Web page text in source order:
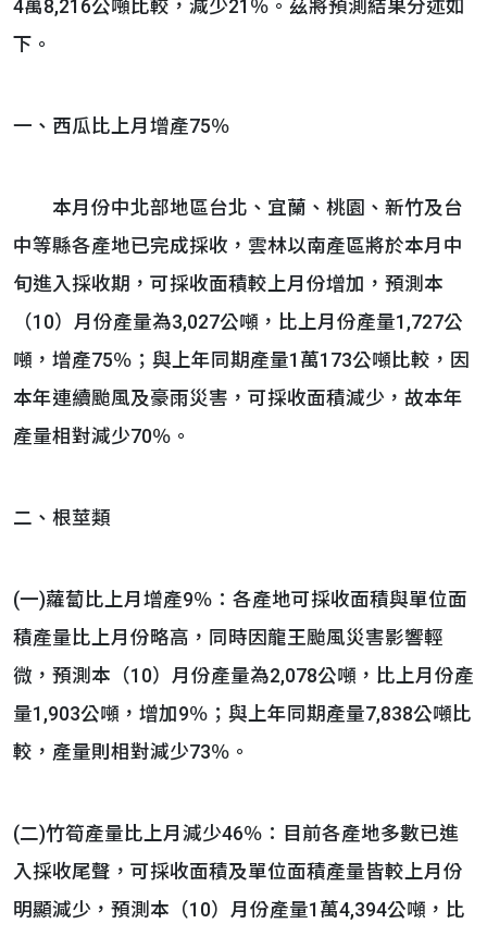
4萬8,216公噸比較，減少21％。茲將預測結果分述如
下。
一、西瓜比上月增產75％
本月份中北部地區台北、宜蘭、桃園、新竹及台
中等縣各產地已完成採收，雲林以南產區將於本月中
旬進入採收期，可採收面積較上月份增加，預測本
（10）月份產量為3,027公噸，比上月份產量1,727公
噸，增產75％；與上年同期產量1萬173公噸比較，因
本年連續颱風及豪雨災害，可採收面積減少，故本年
產量相對減少70％。
二、根莖類
(一)蘿蔔比上月增產9％：各產地可採收面積與單位面
積產量比上月份略高，同時因龍王颱風災害影響輕
微，預測本（10）月份產量為2,078公噸，比上月份產
量1,903公噸，增加9％；與上年同期產量7,838公噸比
較，產量則相對減少73％。
(二)竹筍產量比上月減少46％：目前各產地多數已進
入採收尾聲，可採收面積及單位面積產量皆較上月份
明顯減少，預測本（10）月份產量1萬4,394公噸，比